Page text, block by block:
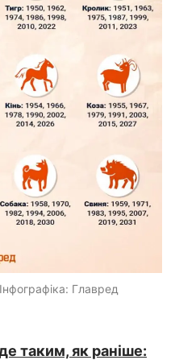
Главред
таким, як раніше: